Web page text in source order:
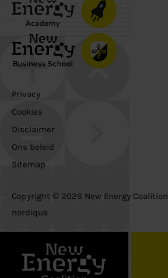
Copyright © 2026 New Energy Coalition
nordique
Privacy
Cookies
Disclaimer
Ons beleid
Sitemap